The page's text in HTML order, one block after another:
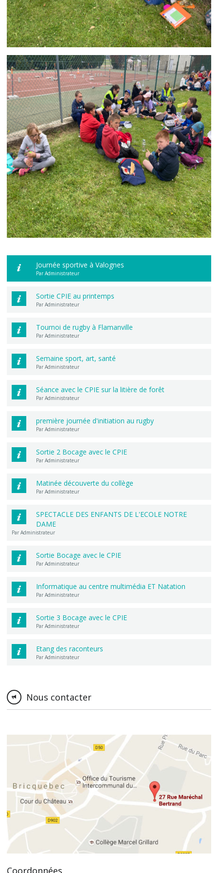
Journée sportive à Valognes
Par Administrateur
Sortie CPIE au printemps
Par Administrateur
Tournoi de rugby à Flamanville
Par Administrateur
Semaine sport, art, santé
Par Administrateur
Séance avec le CPIE sur la litière de forêt
Par Administrateur
première journée d'initiation au rugby
Par Administrateur
Sortie 2 Bocage avec le CPIE
Par Administrateur
Matinée découverte du collège
Par Administrateur
SPECTACLE DES ENFANTS DE L'ECOLE NOTRE
DAME
Par Administrateur
Sortie Bocage avec le CPIE
Par Administrateur
Informatique au centre multimédia ET Natation
Par Administrateur
Sortie 3 Bocage avec le CPIE
Par Administrateur
Etang des raconteurs
Par Administrateur
Nous contacter